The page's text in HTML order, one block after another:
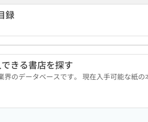
録
きる書店を探す
のデータベースです。 現在入手可能な紙